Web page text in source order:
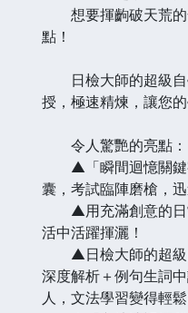
想要揮齣破天荒的
點！
日檢大師的超級自
授，極速精煉，讓您
令人驚艷的亮點：
▲「瞬間迴憶關鍵
囊，考試臨陣磨槍，迅
▲用充滿創意的日
活中活躍揮灑！
▲日檢大師的超級
深度解析＋例句生詞
人，文法學習變得輕鬆